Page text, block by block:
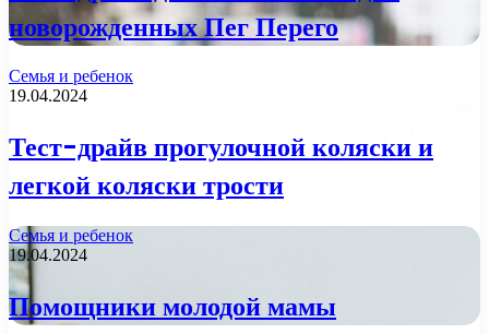
новорожденных Пег Перего
Семья и ребенок
19.04.2024
Тест-драйв прогулочной коляски и
легкой коляски трости
Семья и ребенок
19.04.2024
Помощники молодой мамы